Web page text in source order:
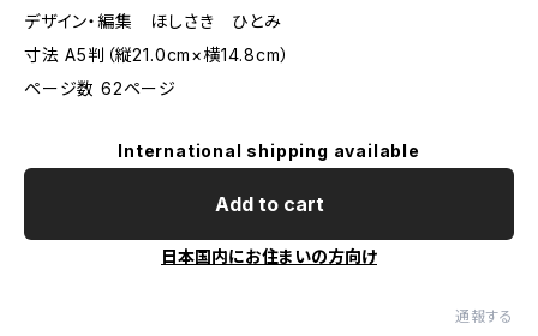
デザイン・編集 ほしさき ひとみ
寸法 A5判（縦21.0cm×横14.8cm）
ページ数 62ページ
International shipping available
Add to cart
日本国内にお住まいの方向け
通報する